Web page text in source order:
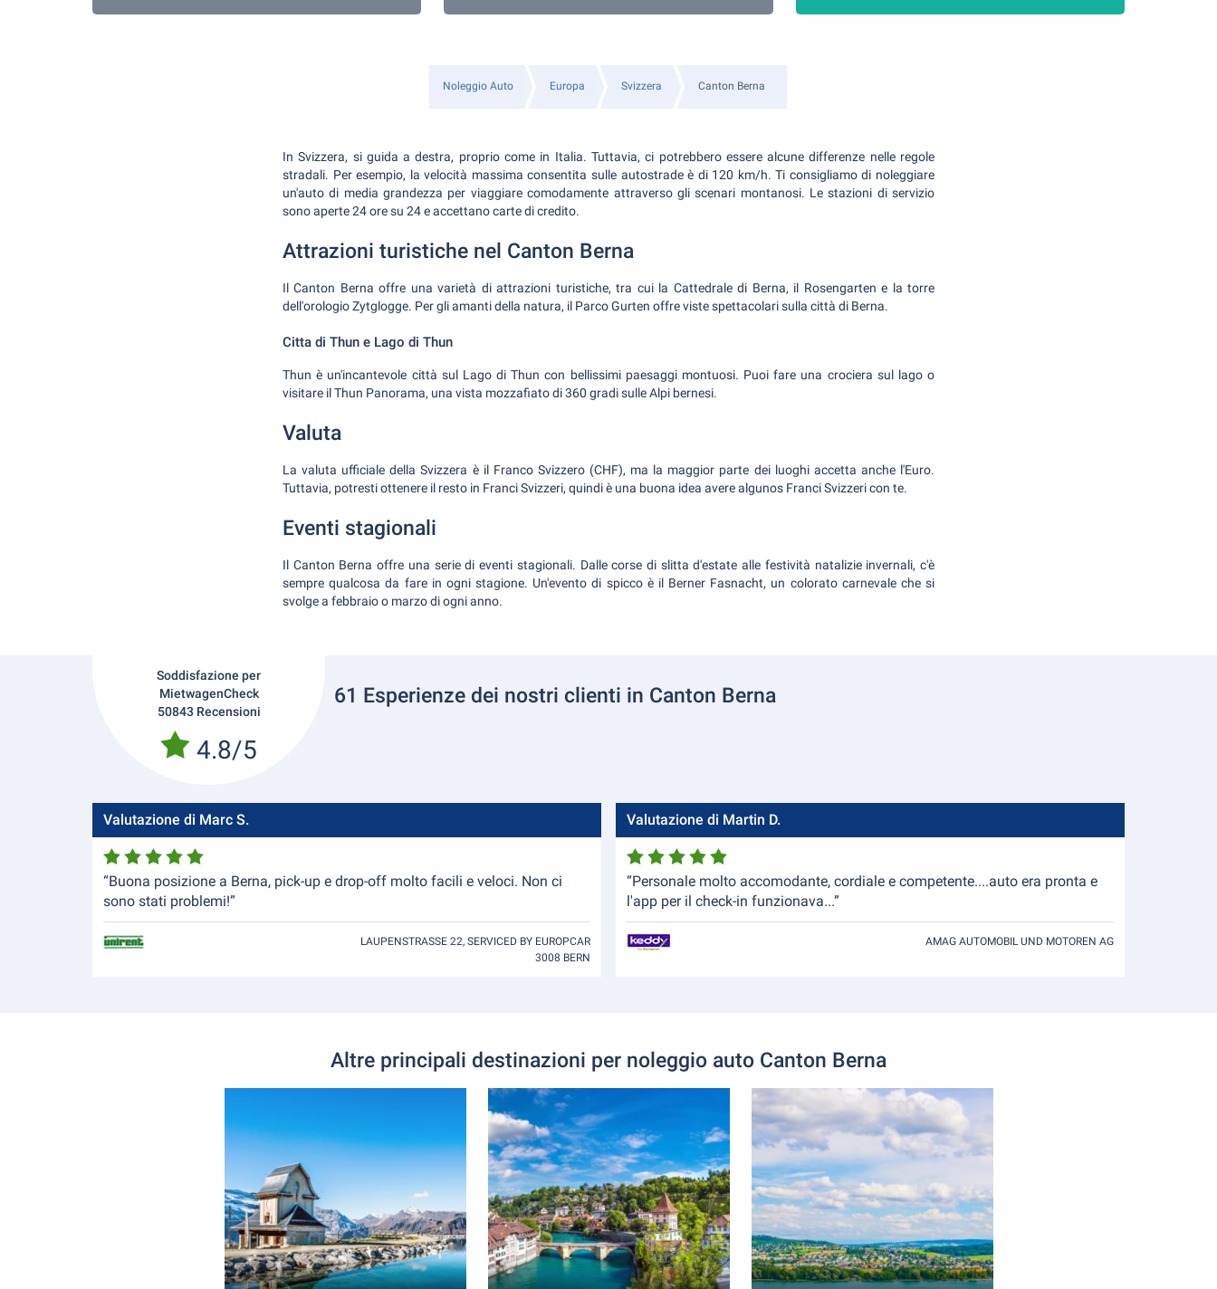
Noleggio Auto Europa Svizzera Canton Berna
In Svizzera, si guida a destra, proprio come in Italia. Tuttavia, ci potrebbero essere alcune differenze nelle regole
stradali. Per esempio, la velocità massima consentita sulle autostrade è di 120 km/h. Ti consigliamo di noleggiare
un'auto di media grandezza per viaggiare comodamente attraverso gli scenari montanosi. Le stazioni di servizio
sono aperte 24 ore su 24 e accettano carte di credito.
Attrazioni turistiche nel Canton Berna
Il Canton Berna offre una varietà di attrazioni turistiche, tra cui la Cattedrale di Berna, il Rosengarten e la torre
dell'orologio Zytglogge. Per gli amanti della natura, il Parco Gurten offre viste spettacolari sulla città di Berna.
Citta di Thun e Lago di Thun
Thun è un'incantevole città sul Lago di Thun con bellissimi paesaggi montuosi. Puoi fare una crociera sul lago o
visitare il Thun Panorama, una vista mozzafiato di 360 gradi sulle Alpi bernesi.
Valuta
La valuta ufficiale della Svizzera è il Franco Svizzero (CHF), ma la maggior parte dei luoghi accetta anche l'Euro.
Tuttavia, potresti ottenere il resto in Franci Svizzeri, quindi è una buona idea avere algunos Franci Svizzeri con te.
Eventi stagionali
Il Canton Berna offre una serie di eventi stagionali. Dalle corse di slitta d'estate alle festività natalizie invernali, c'è
sempre qualcosa da fare in ogni stagione. Un'evento di spicco è il Berner Fasnacht, un colorato carnevale che si
svolge a febbraio o marzo di ogni anno.
Soddisfazione per
MietwagenCheck
50843 Recensioni
4.8/5
61 Esperienze dei nostri clienti in Canton Berna
Valutazione di Marc S.
“Buona posizione a Berna, pick-up e drop-off molto facili e veloci. Non ci
sono stati problemi!”
LAUPENSTRASSE 22, SERVICED BY EUROPCAR
3008 BERN
Valutazione di Martin D.
“Personale molto accomodante, cordiale e competente....auto era pronta e
l'app per il check-in funzionava...”
AMAG AUTOMOBIL UND MOTOREN AG
Altre principali destinazioni per noleggio auto Canton Berna